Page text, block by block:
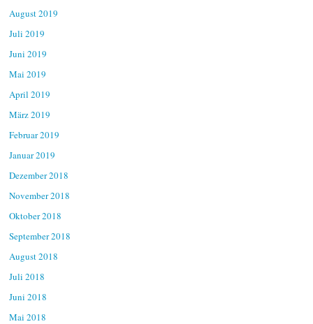
August 2019
Juli 2019
Juni 2019
Mai 2019
April 2019
März 2019
Februar 2019
Januar 2019
Dezember 2018
November 2018
Oktober 2018
September 2018
August 2018
Juli 2018
Juni 2018
Mai 2018